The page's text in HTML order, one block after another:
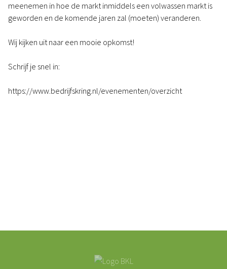
meenemen in hoe de markt inmiddels een volwassen markt is
geworden en de komende jaren zal (moeten) veranderen.
Wij kijken uit naar een mooie opkomst!
Schrijf je snel in:
https://www.bedrijfskring.nl/evenementen/overzicht